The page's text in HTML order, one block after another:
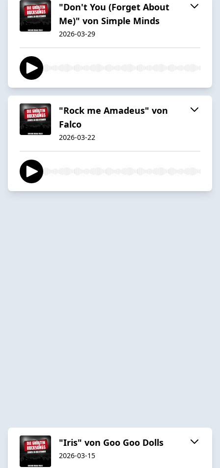
"Don't You (Forget About
Me)" von Simple Minds
2026-03-29
"Rock me Amadeus" von
Falco
2026-03-22
"Iris" von Goo Goo Dolls
2026-03-15